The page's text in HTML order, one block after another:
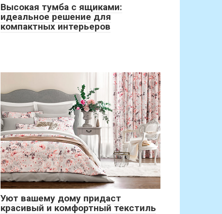
Высокая тумба с ящиками:
идеальное решение для
компактных интерьеров
Уют вашему дому придаст
красивый и комфортный текстиль